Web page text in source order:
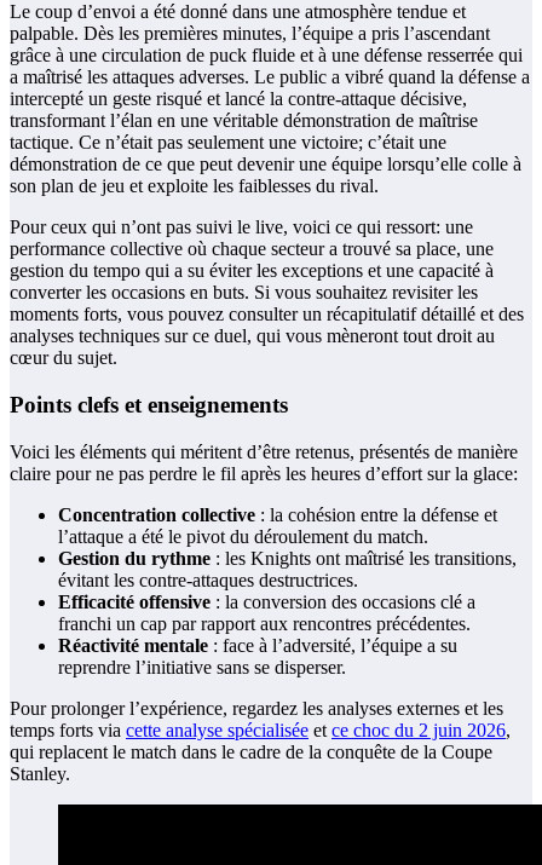
Le coup d’envoi a été donné dans une atmosphère tendue et
palpable. Dès les premières minutes, l’équipe a pris l’ascendant
grâce à une circulation de puck fluide et à une défense resserrée qui
a maîtrisé les attaques adverses. Le public a vibré quand la défense a
intercepté un geste risqué et lancé la contre-attaque décisive,
transformant l’élan en une véritable démonstration de maîtrise
tactique. Ce n’était pas seulement une victoire; c’était une
démonstration de ce que peut devenir une équipe lorsqu’elle colle à
son plan de jeu et exploite les faiblesses du rival.
Pour ceux qui n’ont pas suivi le live, voici ce qui ressort: une
performance collective où chaque secteur a trouvé sa place, une
gestion du tempo qui a su éviter les exceptions et une capacité à
converter les occasions en buts. Si vous souhaitez revisiter les
moments forts, vous pouvez consulter un récapitulatif détaillé et des
analyses techniques sur ce duel, qui vous mèneront tout droit au
cœur du sujet.
Points clefs et enseignements
Voici les éléments qui méritent d’être retenus, présentés de manière
claire pour ne pas perdre le fil après les heures d’effort sur la glace:
Concentration collective : la cohésion entre la défense et
l’attaque a été le pivot du déroulement du match.
Gestion du rythme : les Knights ont maîtrisé les transitions,
évitant les contre-attaques destructrices.
Efficacité offensive : la conversion des occasions clé a
franchi un cap par rapport aux rencontres précédentes.
Réactivité mentale : face à l’adversité, l’équipe a su
reprendre l’initiative sans se disperser.
Pour prolonger l’expérience, regardez les analyses externes et les
temps forts via cette analyse spécialisée et ce choc du 2 juin 2026,
qui replacent le match dans le cadre de la conquête de la Coupe
Stanley.